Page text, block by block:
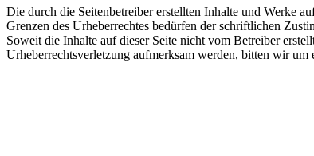
Die durch die Seitenbetreiber erstellten Inhalte und Werke
Grenzen des Urheberrechtes bedürfen der schriftlichen
Soweit die Inhalte auf dieser Seite nicht vom Betreiber
Urheberrechtsverletzung aufmerksam werden, bitten wir